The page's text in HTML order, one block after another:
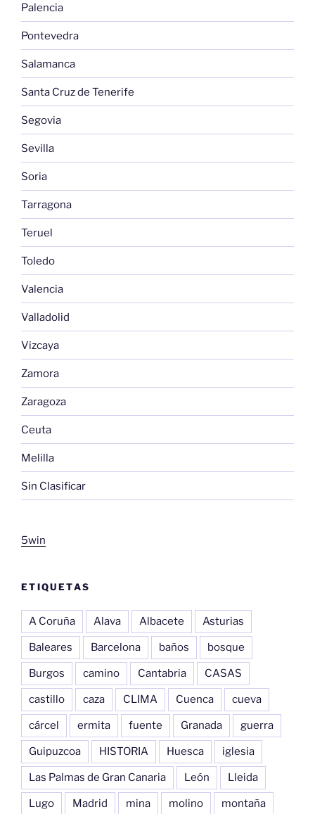
Palencia
Pontevedra
Salamanca
Santa Cruz de Tenerife
Segovia
Sevilla
Soria
Tarragona
Teruel
Toledo
Valencia
Valladolid
Vizcaya
Zamora
Zaragoza
Ceuta
Melilla
Sin Clasificar
5win
ETIQUETAS
A Coruña Alava Albacete Asturias
Baleares Barcelona baños bosque
Burgos camino Cantabria CASAS
castillo caza CLIMA Cuenca cueva
cárcel ermita fuente Granada guerra
Guipuzcoa HISTORIA Huesca iglesia
Las Palmas de Gran Canaria León Lleida
Lugo Madrid mina molino montaña